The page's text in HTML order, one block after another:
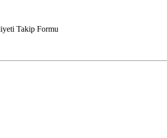
Takip Formu